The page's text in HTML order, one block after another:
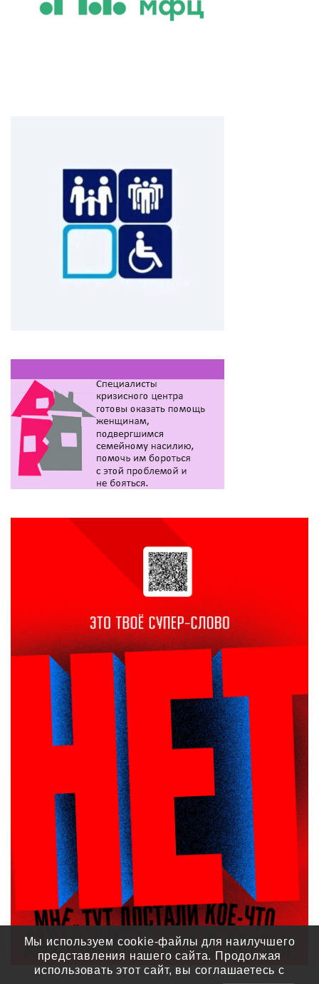
Мы используем cookie-файлы для наилучшего
представления нашего сайта. Продолжая
использовать этот сайт, вы соглашаетесь с